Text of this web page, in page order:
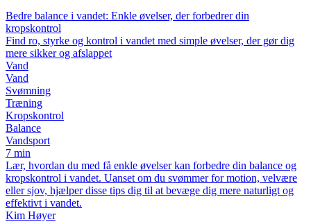
Bedre balance i vandet: Enkle øvelser, der forbedrer din
kropskontrol
Find ro, styrke og kontrol i vandet med simple øvelser, der gør dig
mere sikker og afslappet
Vand
Vand
Svømning
Træning
Kropskontrol
Balance
Vandsport
7 min
Lær, hvordan du med få enkle øvelser kan forbedre din balance og
kropskontrol i vandet. Uanset om du svømmer for motion, velvære
eller sjov, hjælper disse tips dig til at bevæge dig mere naturligt og
effektivt i vandet.
Kim Høyer